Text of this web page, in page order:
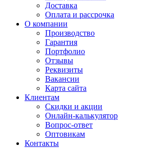
Доставка
Оплата и рассрочка
О компании
Производство
Гарантия
Портфолио
Отзывы
Реквизиты
Вакансии
Карта сайта
Клиентам
Скидки и акции
Онлайн-калькулятор
Вопрос-ответ
Оптовикам
Контакты